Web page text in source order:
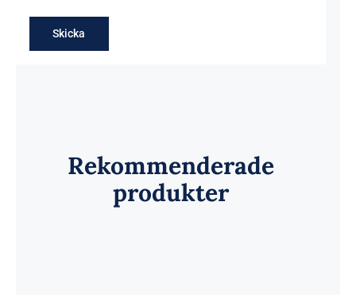
Rekommenderade
produkter